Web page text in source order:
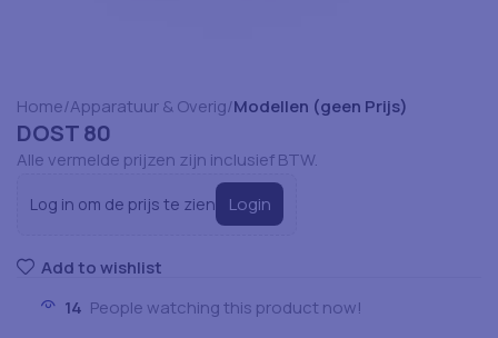
Home Apparatuur & Overig Modellen (geen Prijs)
DOST 80
Alle vermelde prijzen zijn inclusief BTW.
Log in om de prijs te zien Login
Add to wishlist
14 People watching this product now!